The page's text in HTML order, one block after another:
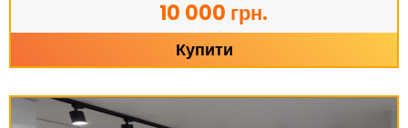
10 000 грн.
Купити